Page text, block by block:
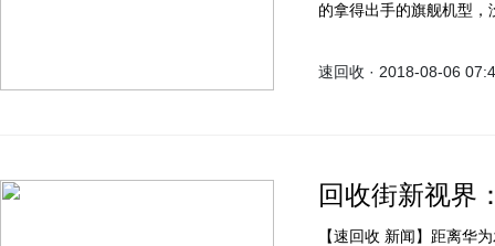
的拿得出手的旗舰机型，
点。OPPO Find X的价
速回收 · 2018-08-06
回收街新视界
【速回收 新闻】距离华为发布的莱卡三摄P20 Pro已有一段时间了，但是下一代旗